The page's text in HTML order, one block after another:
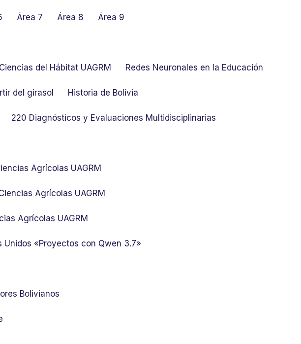
Área 7 Área 8 Área 9
del Hábitat UAGRM Redes Neuronales en la Educación
del girasol Historia de Bolivia
220 Diagnósticos y Evaluaciones Multidisciplinarias
Agrícolas UAGRM
Agrícolas UAGRM
Agrícolas UAGRM
Unidos «Proyectos con Qwen 3.7»
Bolivianos